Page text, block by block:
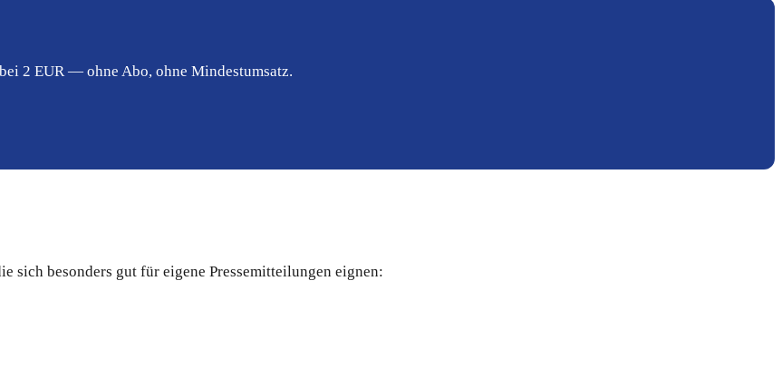
2 EUR — ohne Abo, ohne Mindestumsatz.
sich besonders gut für eigene Pressemitteilungen eignen: